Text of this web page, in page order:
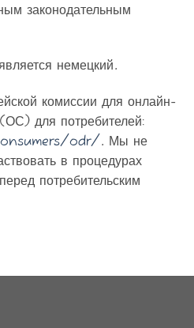
законодательным
немецкий.
комиссии для онлайн-
для потребителей:
odr/ . Мы не
в процедурах
потребительским